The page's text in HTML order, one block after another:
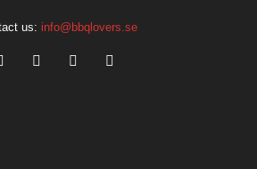
us: info@bbqlovers.se